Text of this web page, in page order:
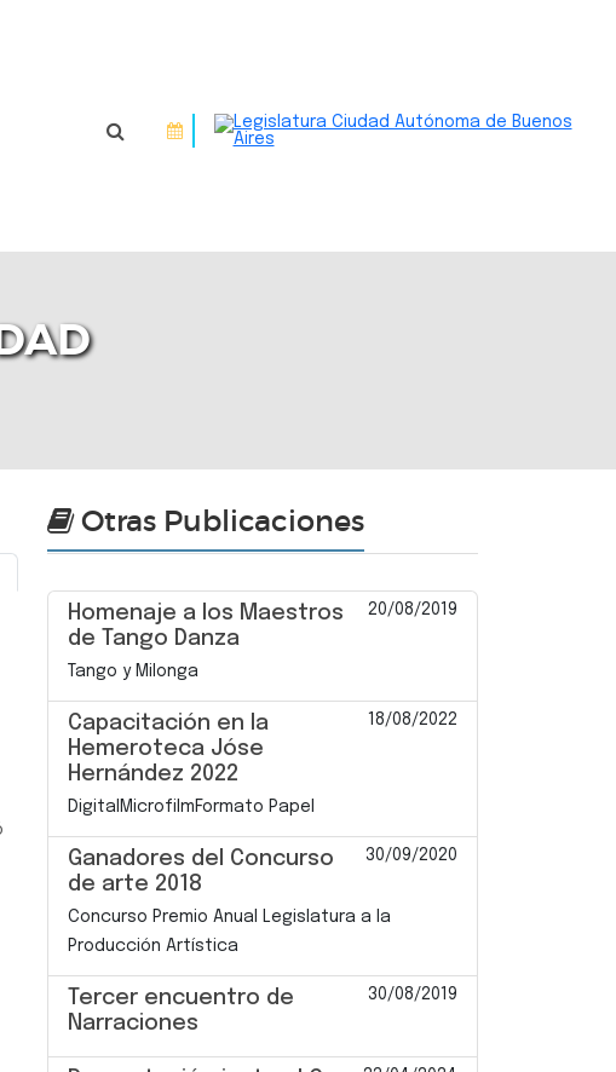
Otras Publicaciones
Homenaje a los Maestros
de Tango Danza
20/08/2019
Tango y Milonga
Capacitación en la
Hemeroteca Jóse
Hernández 2022
18/08/2022
DigitalMicrofilmFormato Papel
Ganadores del Concurso
de arte 2018
30/09/2020
Concurso Premio Anual Legislatura a la
Producción Artística
Tercer encuentro de
Narraciones
30/08/2019